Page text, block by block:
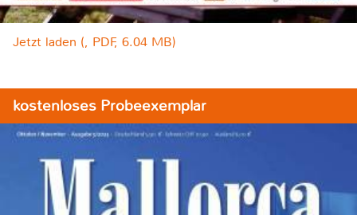
Jetzt laden (, PDF, 6.04 MB)
kostenloses Probeexemplar